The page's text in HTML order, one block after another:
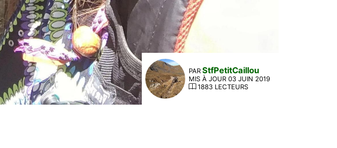
PAR StfPetitCaillou
MIS À JOUR 03 JUIN 2019
1883 LECTEURS